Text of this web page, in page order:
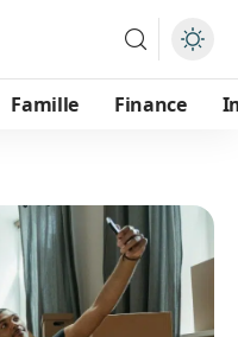
Famille Finance